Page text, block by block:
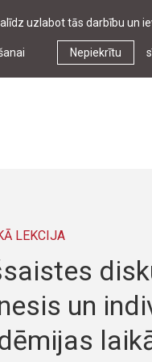
uzlabot tās darbību un
Nepiekrītu
Ziņas &
LEKCIJA
un